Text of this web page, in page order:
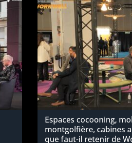
Espaces cocooning,
montgolfière, cabines
que faut-il retenir de